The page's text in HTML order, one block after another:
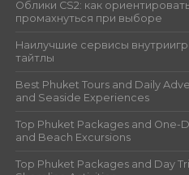
Облики CS2: как
промахнуться при выборе
Наилучшие сервисы
тайтлы
Best Phuket Tours and Daily
and Seaside Experiences
Top Phuket Packages and One-
and Beach Excursions
Top Phuket Packages and Day